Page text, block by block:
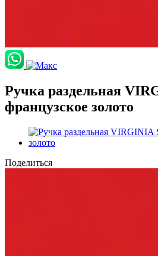
Ручка раздельная
французское золото
Поделиться